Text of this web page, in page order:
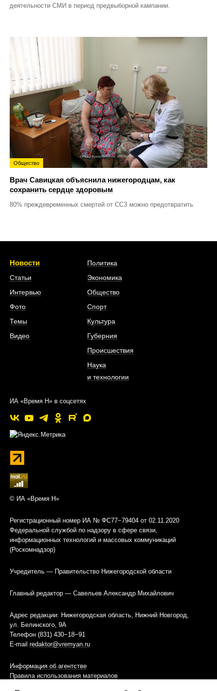
деятельности СМИ в период предвыборной кампании.
Общество
Врач Савицкая объяснила нижегородцам, как
сохранить сердце здоровым
80% преждевременных смертей от ССЗ можно предотвратить
Новости
Статьи
Интервью
Фото
Темы
Видео
Политика
Экономика
Общество
Спорт
Культура
Губерния
Происшествия
Наука
и технологии
ИА «Время Н» в соцсетях
© ИА «Время Н»
Регистрационный номер ИА № ФС77−79404 от 02.11.2020
Федеральной службой по надзору в сфере связи,
информационных технологий и массовых коммуникаций
(Роскомнадзор)
Учредитель — Правительство Нижегородской области
Главный редактор — Савельев Александр Михайлович
Адрес редакции: Нижегородская область, Нижний Новгород,
ул. Белинского, 9А
Телефон (831) 430−18−91
E-mail redaktor@vremyan.ru
Информация об агентстве
Правила использования материалов